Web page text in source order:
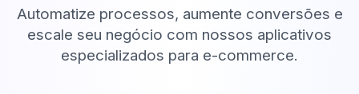
Automatize processos, aumente conversões e
escale seu negócio com nossos aplicativos
especializados para e-commerce.